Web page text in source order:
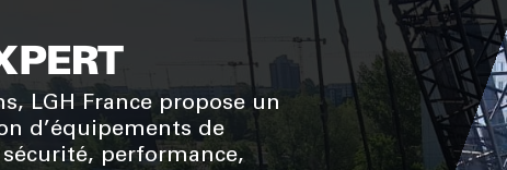
LGH France propose un
d’équipements de
performance,